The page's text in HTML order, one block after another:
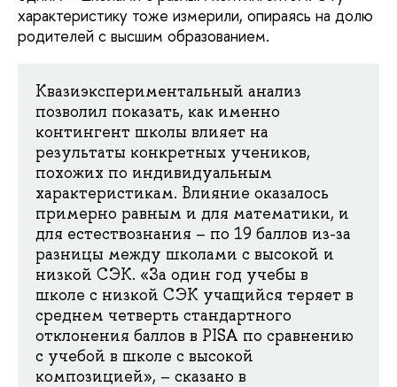
характеристику тоже измерили, опираясь на долю
родителей с высшим образованием.
Квазиэкспериментальный анализ
позволил показать, как именно
контингент школы влияет на
результаты конкретных учеников,
похожих по индивидуальным
характеристикам. Влияние оказалось
примерно равным и для математики, и
для естествознания – по 19 баллов из-за
разницы между школами с высокой и
низкой СЭК. «За один год учебы в
школе с низкой СЭК учащийся теряет в
среднем четверть стандартного
отклонения баллов в PISA по сравнению
с учебой в школе с высокой
композицией», – сказано в